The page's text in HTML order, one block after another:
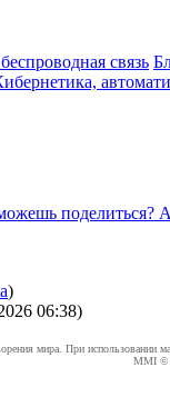
связь
поделиться?
)
06:38)
мира. При использовании
MMI ©